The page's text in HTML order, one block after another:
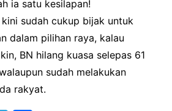
ia satu kesilapan!
sudah cukup bijak untuk
dalam pilihan raya, kalau
BN hilang kuasa selepas 61
sudah melakukan
rakyat.